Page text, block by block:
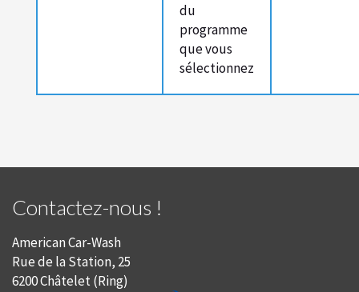
du
programme
que vous
sélectionnez
Contactez-nous !
American Car-Wash
Rue de la Station, 25
6200 Châtelet (Ring)